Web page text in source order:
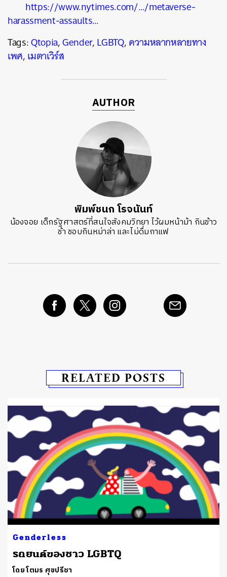
https://www.nytimes.com/…/metaverse-
harassment-assaults…
Tags:Qtopia,Gender,LGBTQ,ความหลากหลายทาง
เพศ,เมตาเวิร์ส
AUTHOR
พิมพ์ชนก โรจนันท์
น้องจอย เด็กรัฐศาสตร์ที่สนใจสังคมวิทยา ไว้ผมหน้าม้า กินข้าว
ช้า ชอบกินหม่าล่า และไม่ดื่มกาแฟ
RELATED POSTS
Genderless
รถยนต์ของชาว LGBTQ
โดย โตมร ศุขปรีชา